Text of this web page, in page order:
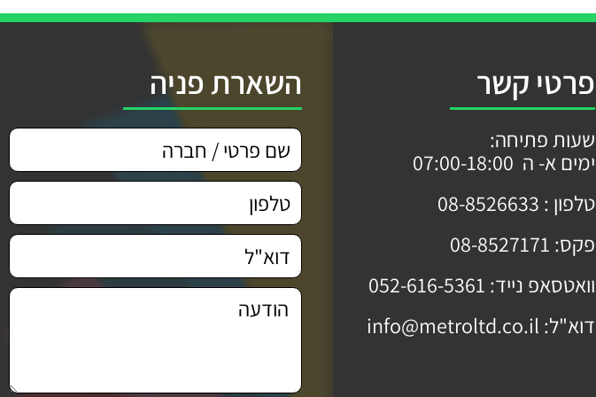
פרטי קשר
שעות פתיחה:
ימים א- ה 07:00-18:00
טלפון : 08-8526633
פקס: 08-8527171
וואטסאפ נייד: 052-616-5361
דוא"ל: info@metroltd.co.il
השארת פניה